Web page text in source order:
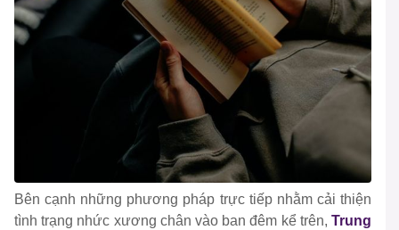
Bên cạnh những phương pháp trực tiếp nhằm cải thiện
tình trạng nhức xương chân vào ban đêm kể trên, Trung